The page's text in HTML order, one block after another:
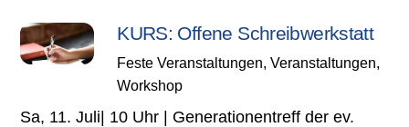
KURS: Offene Schreibwerkstatt
Feste Veranstaltungen,Veranstaltungen,
Workshop
Sa, 11. Juli| 10 Uhr | Generationentreff der ev.